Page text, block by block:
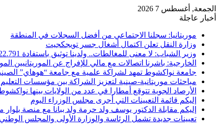
الجمعة, أغسطس 7 2026
أخبار عاجلة
موريتانيا: سجلنا الاجتماعي من أفضل السجلات في المنطقة
وزارة النقل تعلن اكتمال أشغال جسر تويجكجيت
وزير الشباب: لا معنى للمغالطات.. ولدينا توثيق باستفادة 22.791
الخارجية: باشرنا اتصالات مع مالي للإفراج عن الموريتانيين
جامعة نواكشوط تمهد لشراكة علمية مع جامعة “هوهاي”
مباحثات موريتانية-صينية لتعزيز الشراكة بين مؤسسات التعليم
الأرصاد الجوية تتوقع أمطارا في عدد من الولايات بينها
إليكم قائمة التعيينات التي أجرى مجلس الوزراء اليوم
إليكم مقابلة الدكتور يوسف ولد حرمة ولد ببانا مع منصة بلوار
تعيينات جديدة تشمل الرئاسة والوزارة الأولى والمجلس